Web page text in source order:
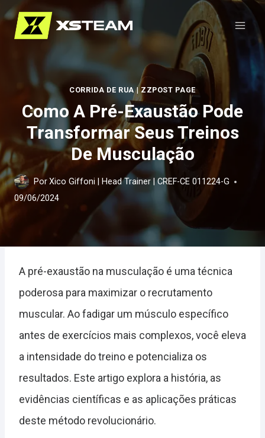
Pular
para
CORRIDA DE RUA| ZZPOST PAGE
Como A Pré-Exaustão Pode
Transformar Seus Treinos
De Musculação
PorXico Giffoni | Head Trainer | CREF-CE 011224-G
09/06/2024
A pré-exaustão na musculação é uma técnica
poderosa para maximizar o recrutamento
muscular. Ao fadigar um músculo específico
antes de exercícios mais complexos, você eleva
a intensidade do treino e potencializa os
resultados. Este artigo explora a história, as
evidências científicas e as aplicações práticas
deste método revolucionário.